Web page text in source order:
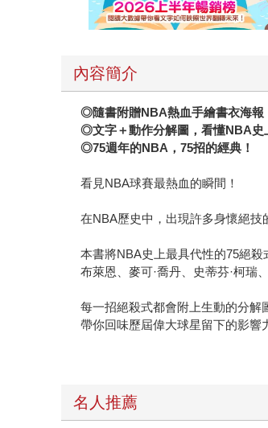
內容簡介
◎隨書附贈NBA熱血手繪書衣海報
◎文字＋動作分解圖，看懂NBA史
◎75週年的NBA，75招的經典！
看見NBA球賽最熱血的瞬間！
在NBA歷史中，出現許多身懷絕技
本書將NBA史上最具代性的75絕
布萊恩、麥可·喬丹、史蒂芬·柯瑞
每一招絕殺式都會附上生動的分
帶你回味歷屆偉大球星留下的影響
名人推薦